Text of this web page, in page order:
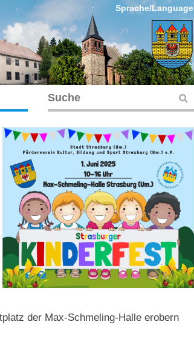
Sprache/Language
der Max-Schmeling-Halle erobern